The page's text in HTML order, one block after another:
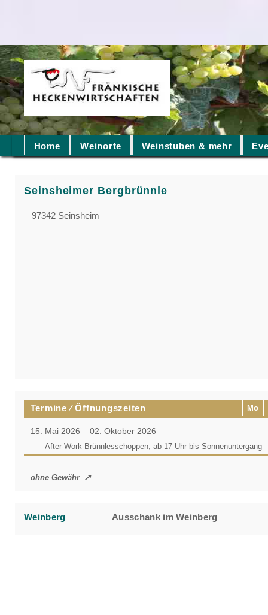
Home Weinorte Weinstuben & mehr
Seinsheimer Bergbrünnle
97342 Seinsheim
Termine ⁄ Öffnungszeiten Mo
15. Mai 2026 – 02. Oktober 2026
After-Work-Brünnlesschoppen, ab 17 Uhr bis Sonnenuntergang
ohne Gewähr
Weinberg Ausschank im Weinberg